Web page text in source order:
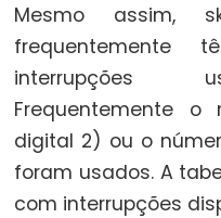
de
elementos)
String
>
(greater
than)
String
Mesmo assim,
frequentemente
interrupções
Frequentemente
digital 2) ou o
foram usados. A
com interrupções